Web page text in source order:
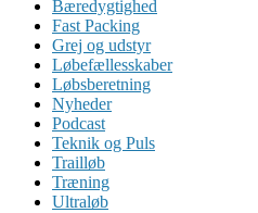
Bæredygtighed
Fast Packing
Grej og udstyr
Løbefællesskaber
Løbsberetning
Nyheder
Podcast
Teknik og Puls
Trailløb
Træning
Ultraløb